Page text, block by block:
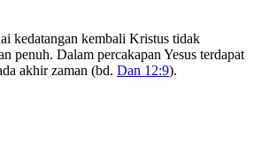
kedatangan kembali Kristus tidak
penuh. Dalam percakapan Yesus terdapat
akhir zaman (bd. Dan 12:9).